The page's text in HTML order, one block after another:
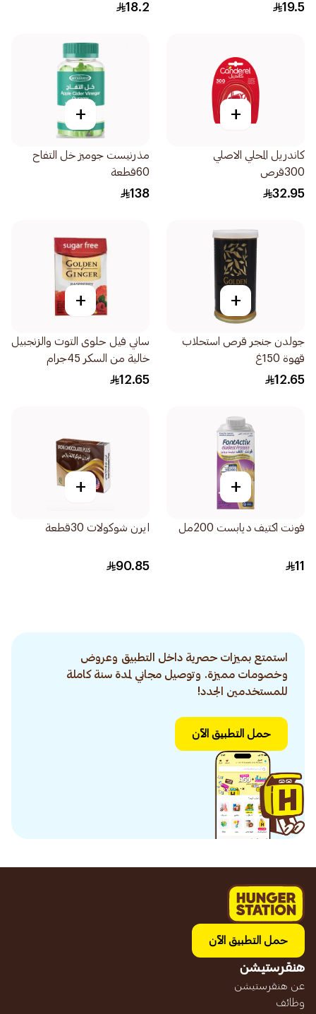
19.5
18.2
+
كاندريل المحلي الاصلي
300قرص
32.95
+
مذرنيست جوميز خل التفاح
60قطعة
138
+
جولدن جنجر قرص استحلاب
قهوة 150غ
12.65
+
ساني فيل حلوى التوت والزنجبيل
خالية من السكر 45جرام
12.65
+
فونت اكتيف ديابست 200مل
11
+
ايرن شوكولات 30قطعة
90.85
استمتع بميزات حصرية داخل التطبيق وعروض
وخصومات مميزة. وتوصيل مجاني لمدة سنة كاملة
للمستخدمين الجدد!
حمل التطبيق الآن
حمل التطبيق الآن
هنقرستيشن
عن هنقرستيشن
وظائف